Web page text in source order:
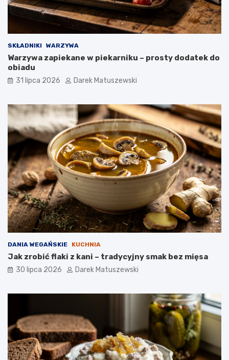
SKŁADNIKI WARZYWA
Warzywa zapiekane w piekarniku – prosty dodatek do
obiadu
31 lipca 2026 Darek Matuszewski
DANIA WEGAŃSKIE KUCHNIA
Jak zrobić flaki z kani – tradycyjny smak bez mięsa
30 lipca 2026 Darek Matuszewski